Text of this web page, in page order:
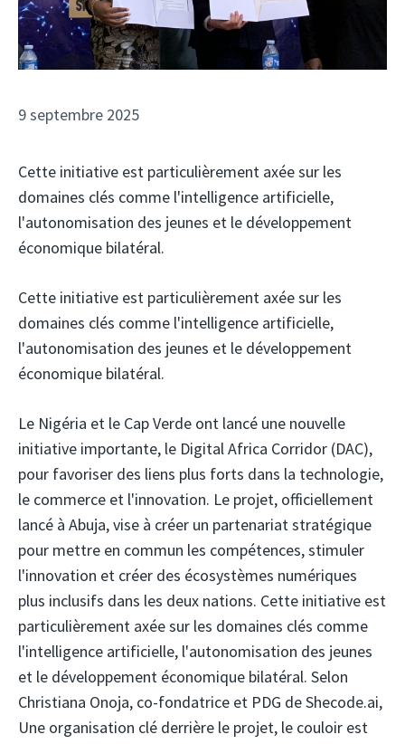
9 septembre 2025
Cette initiative est particulièrement axée sur les
domaines clés comme l'intelligence artificielle,
l'autonomisation des jeunes et le développement
économique bilatéral.
Cette initiative est particulièrement axée sur les
domaines clés comme l'intelligence artificielle,
l'autonomisation des jeunes et le développement
économique bilatéral.
Le Nigéria et le Cap Verde ont lancé une nouvelle
initiative importante, le Digital Africa Corridor (DAC),
pour favoriser des liens plus forts dans la technologie,
le commerce et l'innovation. Le projet, officiellement
lancé à Abuja, vise à créer un partenariat stratégique
pour mettre en commun les compétences, stimuler
l'innovation et créer des écosystèmes numériques
plus inclusifs dans les deux nations. Cette initiative est
particulièrement axée sur les domaines clés comme
l'intelligence artificielle, l'autonomisation des jeunes
et le développement économique bilatéral. Selon
Christiana Onoja, co-fondatrice et PDG de Shecode.ai,
Une organisation clé derrière le projet, le couloir est